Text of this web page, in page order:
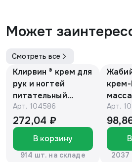
Может
Смотреть все
Клирвин ® крем для
рук и ногтей
питательный
против
гиперпигментации
для осветления
кожи 75 г
Арт. 104586
272,04 ₽
В корзину
914 шт. на складе
Арт.
2037